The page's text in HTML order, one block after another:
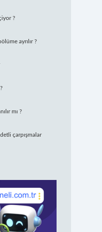
?
ayrılır ?
mı ?
çarpışmalar